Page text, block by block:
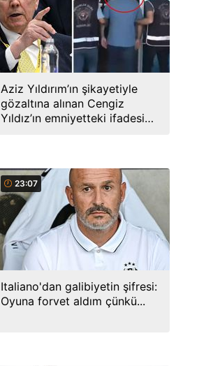
Aziz Yıldırım’ın şikayetiyle
gözaltına alınan Cengiz
Yıldız’ın emniyetteki ifadesi
23:07
Italiano'dan galibiyetin şifresi:
Oyuna forvet aldım çünkü...